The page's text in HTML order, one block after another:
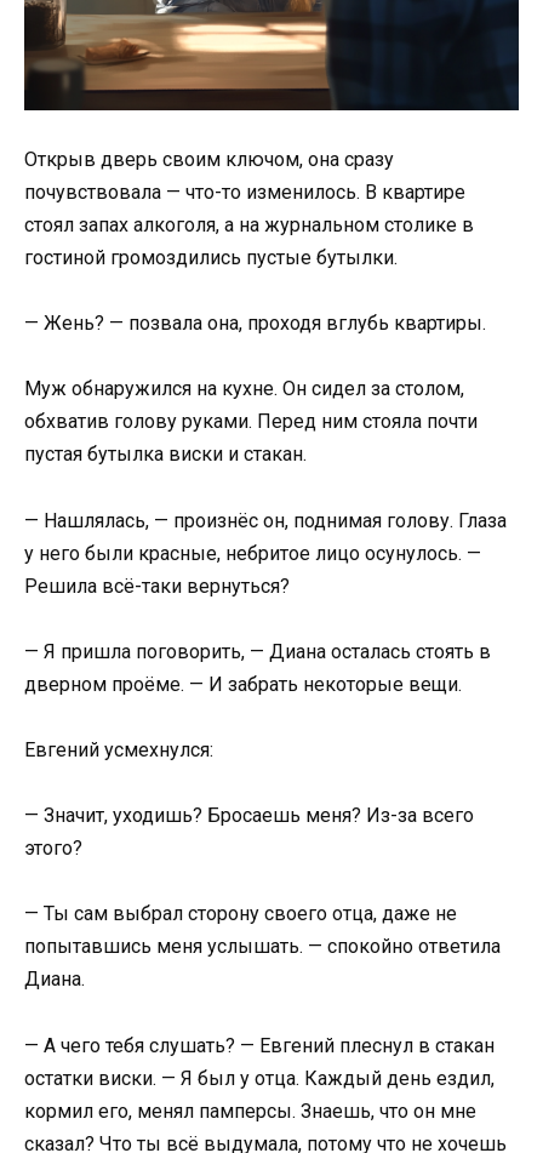
Открыв дверь своим ключом, она сразу
почувствовала — что-то изменилось. В квартире
стоял запах алкоголя, а на журнальном столике в
гостиной громоздились пустые бутылки.
— Жень? — позвала она, проходя вглубь квартиры.
Муж обнаружился на кухне. Он сидел за столом,
обхватив голову руками. Перед ним стояла почти
пустая бутылка виски и стакан.
— Нашлялась, — произнёс он, поднимая голову. Глаза
у него были красные, небритое лицо осунулось. —
Решила всё-таки вернуться?
— Я пришла поговорить, — Диана осталась стоять в
дверном проёме. — И забрать некоторые вещи.
Евгений усмехнулся:
— Значит, уходишь? Бросаешь меня? Из-за всего
этого?
— Ты сам выбрал сторону своего отца, даже не
попытавшись меня услышать. — спокойно ответила
Диана.
— А чего тебя слушать? — Евгений плеснул в стакан
остатки виски. — Я был у отца. Каждый день ездил,
кормил его, менял памперсы. Знаешь, что он мне
сказал? Что ты всё выдумала, потому что не хочешь